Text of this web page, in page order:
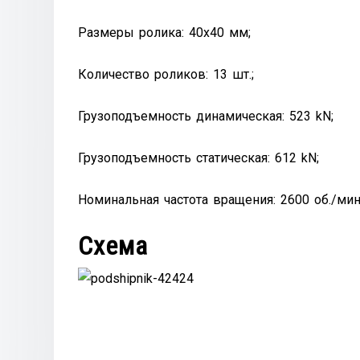
Размеры ролика: 40х40 мм;
Количество роликов: 13 шт.;
Грузоподъемность динамическая: 523 kN;
Грузоподъемность статическая: 612 kN;
Номинальная частота вращения: 2600 об./
Схема